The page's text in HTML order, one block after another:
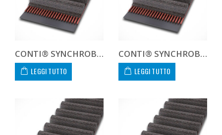
CONTI® SYNCHROBELT 630XH300
LEGGI TUTTO
CONTI® SYNCHROBELT 660H300
LEGGI TUTTO